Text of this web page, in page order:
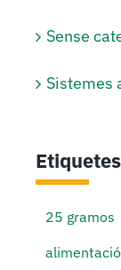
Sense
Sistemes
Etiquetes
25 gramos